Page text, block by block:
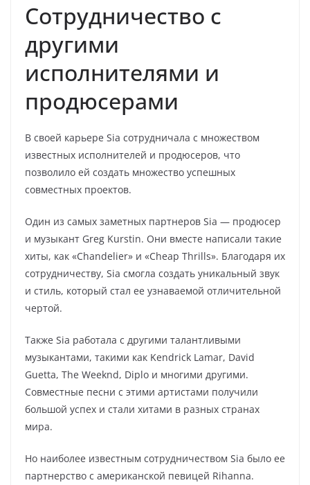
Сотрудничество с
другими
исполнителями и
продюсерами
В своей карьере Sia сотрудничала с множеством
известных исполнителей и продюсеров, что
позволило ей создать множество успешных
совместных проектов.
Один из самых заметных партнеров Sia — продюсер
и музыкант Greg Kurstin. Они вместе написали такие
хиты, как «Chandelier» и «Cheap Thrills». Благодаря их
сотрудничеству, Sia смогла создать уникальный звук
и стиль, который стал ее узнаваемой отличительной
чертой.
Также Sia работала с другими талантливыми
музыкантами, такими как Kendrick Lamar, David
Guetta, The Weeknd, Diplo и многими другими.
Совместные песни с этими артистами получили
большой успех и стали хитами в разных странах
мира.
Но наиболее известным сотрудничеством Sia было ее
партнерство с американской певицей Rihanna.